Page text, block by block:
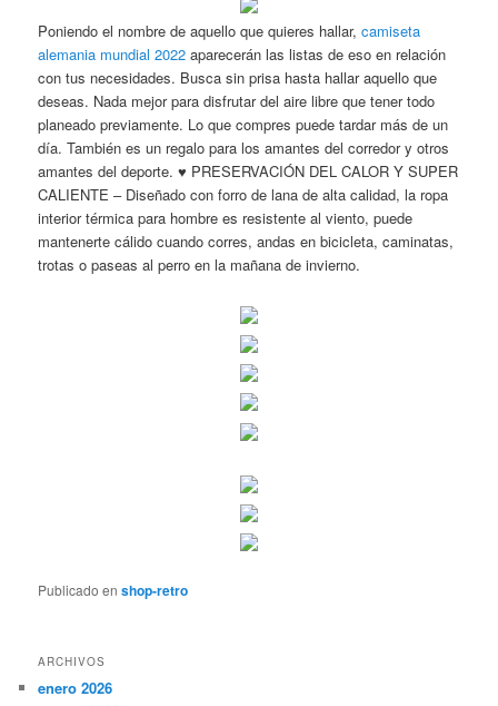
Poniendo el nombre de aquello que quieres hallar,camiseta
alemania mundial 2022 aparecerán las listas de eso en relación
con tus necesidades. Busca sin prisa hasta hallar aquello que
deseas. Nada mejor para disfrutar del aire libre que tener todo
planeado previamente. Lo que compres puede tardar más de un
día. También es un regalo para los amantes del corredor y otros
amantes del deporte. ♥ PRESERVACIÓN DEL CALOR Y SUPER
CALIENTE – Diseñado con forro de lana de alta calidad, la ropa
interior térmica para hombre es resistente al viento, puede
mantenerte cálido cuando corres, andas en bicicleta, caminatas,
trotas o paseas al perro en la mañana de invierno.
Publicado en shop-retro
ARCHIVOS
enero 2026